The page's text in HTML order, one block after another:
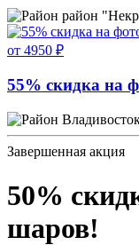
район
от 4950 ₽
55% скидка на
Завершенная акция
50%
шаров!